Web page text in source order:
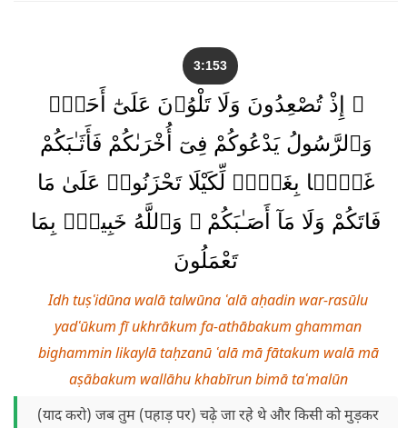
3:153
۞ إِذْ تُصْعِدُونَ وَلَا تَلْوُۥنَ عَلَىٰٓ أَحَدٍۢ
وَٱلرَّسُولُ يَدْعُوكُمْ فِىٓ أُخْرَىٰكُمْ فَأَثَـٰبَكُمْ
غَمًّۢا بِغَمٍّۢ لِّكَيْلَا تَحْزَنُوا۟ عَلَىٰ مَا
فَاتَكُمْ وَلَا مَآ أَصَـٰبَكُمْ ۗ وَٱللَّهُ خَبِيرٌۢ بِمَا
تَعْمَلُونَ
Idh tuṣʿidūna walā talwūna ʿalā aḥadin war-rasūlu
yadʿūkum fī ukhrākum fa-athābakum ghamman
bighammin likaylā taḥzanū ʿalā mā fātakum walā mā
aṣābakum wallāhu khabīrun bimā taʿmalūn
(याद करो) जब तुम (पहाड़ पर) चढ़े जा रहे थे और किसी को मुड़कर